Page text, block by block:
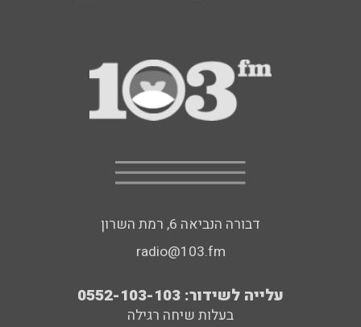
דבורה הנביאה 6, רמת השרון
radio@103.fm
עלייה לשידור: 0552-103-103
בעלות שיחה רגילה